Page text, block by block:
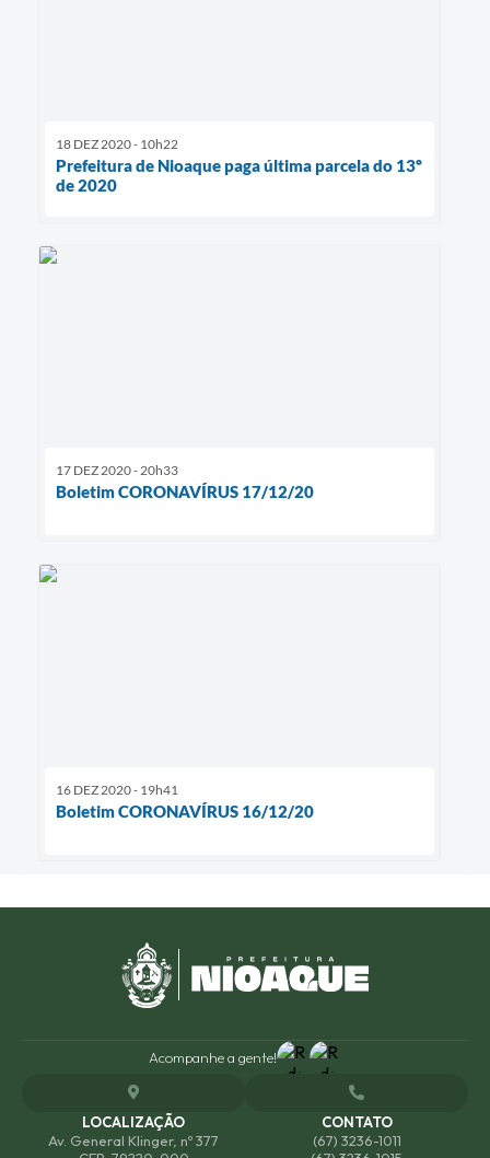
18 DEZ 2020 - 10h22
Prefeitura de Nioaque paga última parcela do 13º
de 2020
17 DEZ 2020 - 20h33
Boletim CORONAVÍRUS 17/12/20
16 DEZ 2020 - 19h41
Boletim CORONAVÍRUS 16/12/20
Acompanhe a gente!
LOCALIZAÇÃO
Av. General Klinger, nº 377
CONTATO
(67) 3236-1011